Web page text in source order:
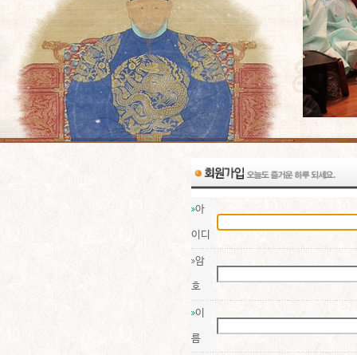
아
이디
암
호
이
름